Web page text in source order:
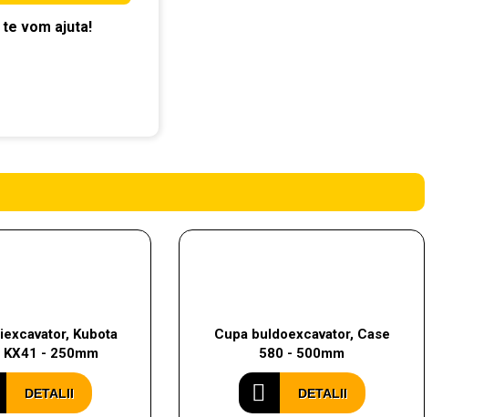
vom ajuta!
Kubota
KX41 - 250mm
DETALII
Cupa buldoexcavator, Case
580 - 500mm
DETALII